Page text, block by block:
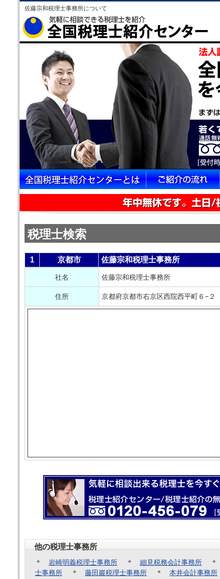
佐藤宗和税理士事務所について
税理士検索
1 京都市 佐藤宗和税理士事務所
社名 佐藤宗和税理士事務所
住所 京都府京都市右京区西院西平町６−２
他の税理士事務所
＊ 岩崎明義税理士事務所 ＊ 細見税務会計事務所
士事務所 ＊ 藤田巖税理士事務所 ＊ 本井会計事務所